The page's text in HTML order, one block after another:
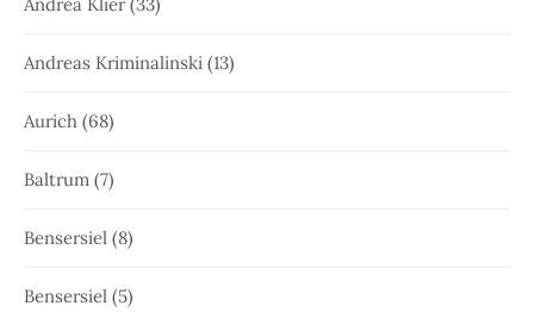
Andrea Klier(33)
Andreas Kriminalinski (13)
Aurich (68)
Baltrum (7)
Bensersiel (8)
Bensersiel (5)